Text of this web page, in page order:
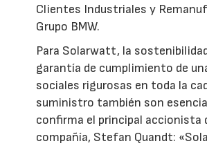
Clientes Industriales y
Grupo BMW.
Para Solarwatt, la
garantía de cumplimiento de
sociales rigurosas en toda la
suministro también son
confirma el principal accionista
compañía, Stefan Quandt: